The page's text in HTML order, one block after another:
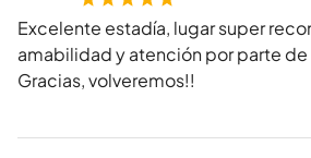
Excelente estadía, lugar super
amabilidad y atención por parte de
Gracias, volveremos!!